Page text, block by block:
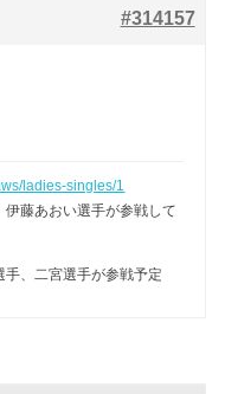
#314157
ladies-singles/1
藤あおい選手が参戦して
、二宮選手が参戦予定